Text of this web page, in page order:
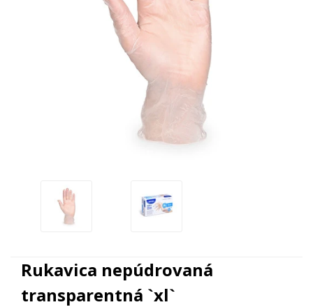
Rukavica nepúdrovaná
transparentná `xl`